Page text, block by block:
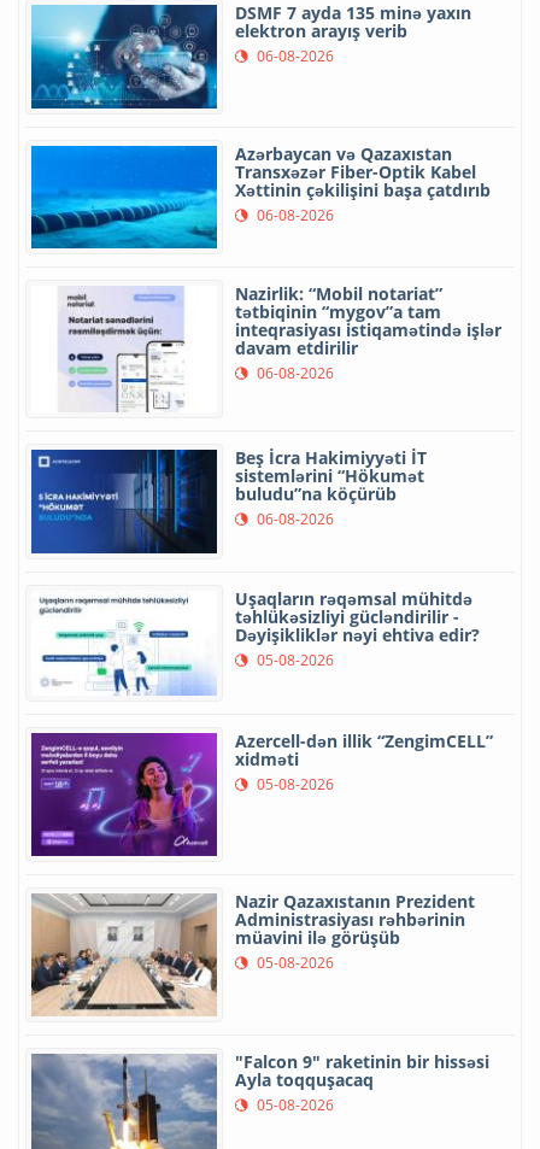
DSMF 7 ayda 135 minə yaxın
elektron arayış verib
06-08-2026
Azərbaycan və Qazaxıstan
Transxəzər Fiber-Optik Kabel
Xəttinin çəkilişini başa çatdırıb
06-08-2026
Nazirlik: “Mobil notariat”
tətbiqinin “mygov”a tam
inteqrasiyası istiqamətində işlər
davam etdirilir
06-08-2026
Beş İcra Hakimiyyəti İT
sistemlərini “Hökumət
buludu”na köçürüb
06-08-2026
Uşaqların rəqəmsal mühitdə
təhlükəsizliyi gücləndirilir -
Dəyişikliklər nəyi ehtiva edir?
05-08-2026
Azercell-dən illik “ZengimCELL”
xidməti
05-08-2026
Nazir Qazaxıstanın Prezident
Administrasiyası rəhbərinin
müavini ilə görüşüb
05-08-2026
"Falcon 9" raketinin bir hissəsi
Ayla toqquşacaq
05-08-2026